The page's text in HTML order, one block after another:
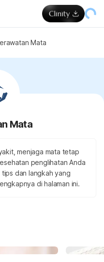
Mata
Mata
menjaga mata tetap
penglihatan Anda
dan langkah yang
di halaman ini.